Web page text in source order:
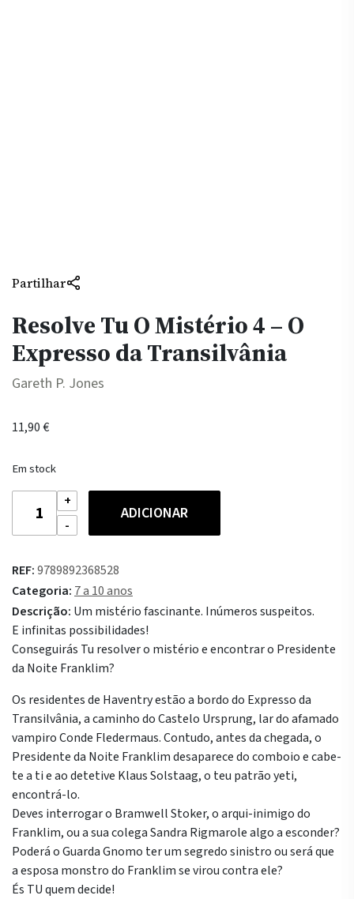
Partilhar
Resolve Tu O Mistério 4 – O
Expresso da Transilvânia
Gareth P. Jones
11,90€
Em stock
Quantidade
Resolve
O
Mistério
4
-
O
Expresso
Transilvânia
ADICIONAR
REF:9789892368528
Categoria: 7 a 10 anos
Descrição: Um mistério fascinante. Inúmeros suspeitos.
E infinitas possibilidades!
Conseguirás Tu resolver o mistério e encontrar o Presidente
da Noite Franklim?
Os residentes de Haventry estão a bordo do Expresso da
Transilvânia, a caminho do Castelo Ursprung, lar do afamado
vampiro Conde Fledermaus. Contudo, antes da chegada, o
Presidente da Noite Franklim desaparece do comboio e cabe-
te a ti e ao detetive Klaus Solstaag, o teu patrão yeti,
encontrá-lo.
Deves interrogar o Bramwell Stoker, o arqui-inimigo do
Franklim, ou a sua colega Sandra Rigmarole algo a esconder?
Poderá o Guarda Gnomo ter um segredo sinistro ou será que
a esposa monstro do Franklim se virou contra ele?
És TU quem decide!